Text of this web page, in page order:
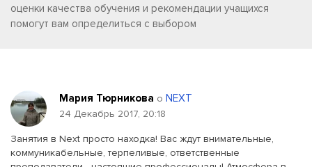
оценки качества обучения и рекомендации учащихся
помогут вам определиться с выбором
Мария Тюрникова о NEXT
24 Декабрь 2017, 20:18
Занятия в Next просто находка! Вас ждут внимательные,
коммуникабельные, терпеливые, ответственные